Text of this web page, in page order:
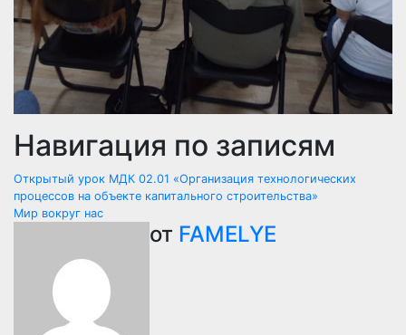
Навигация по записям
Открытый урок МДК 02.01 «Организация технологических
процессов на объекте капитального строительства»
Мир вокруг нас
от FAMELYE